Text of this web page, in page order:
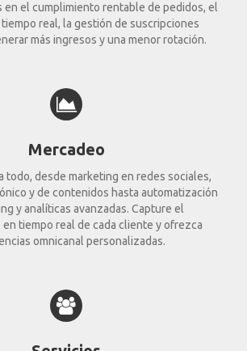
en el cumplimiento rentable de pedidos, el
real, la gestión de suscripciones
más ingresos y una menor rotación.
Mercadeo
todo, desde marketing en redes sociales,
y de contenidos hasta automatización
y analíticas avanzadas. Capture el
tiempo real de cada cliente y ofrezca
omnicanal personalizadas.